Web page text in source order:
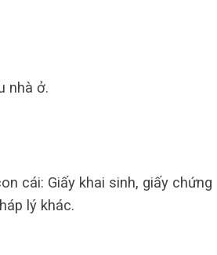
nhà ở.
cái: Giấy khai sinh, giấy chứng
lý khác.